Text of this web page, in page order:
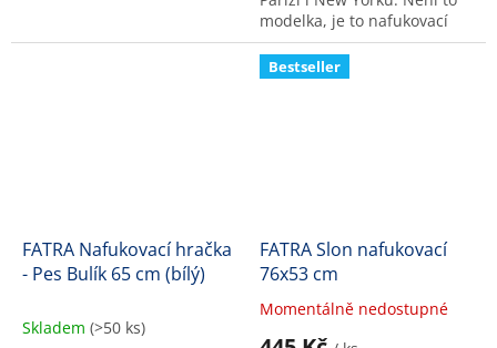
modelka, je to nafukovací
žlutá žirafa z Fatry.
FATRA Nafukovací hračka
- Pes Bulík 65 cm (bílý)
Skladem (>50 ks)
Bestseller
FATRA Slon nafukovací
76x53 cm
Průměrné
Momentálně nedostupné